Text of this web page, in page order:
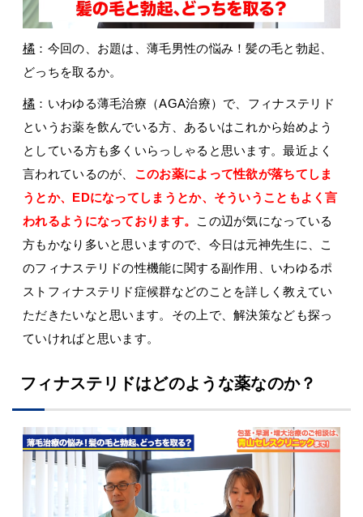
橘 ：今回の、お題は、薄毛男性の悩み！髪の毛と勃起、
どっちを取るか。
橘 ：いわゆる薄毛治療（AGA治療）で、フィナステリド
というお薬を飲んでいる方、あるいはこれから始めよう
としている方も多くいらっしゃると思います。最近よく
言われているのが、 このお薬によって性欲が落ちてしま
うとか、EDになってしまうとか、そういうこともよく言
われるようになっております。
この辺が気になっている
方もかなり多いと思いますので、今日は元神先生に、こ
のフィナステリドの性機能に関する副作用、いわゆるポ
ストフィナステリド症候群などのことを詳しく教えてい
ただきたいなと思います。その上で、解決策なども探っ
ていければと思います。
フィナステリドはどのような薬なのか？